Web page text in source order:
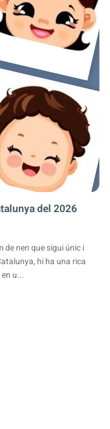
del 2026
de nen que sigui únic i
hi ha una rica
u...